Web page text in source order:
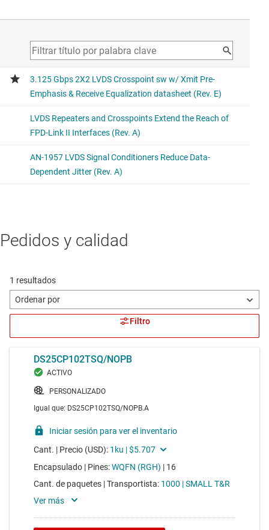
Pedidos y calidad